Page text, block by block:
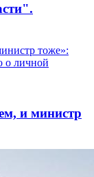
и министр